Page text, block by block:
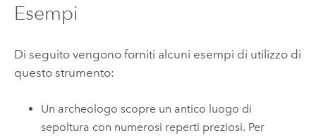
Esempi
Di seguito vengono forniti alcuni esempi di utilizzo di
questo strumento:
Un archeologo scopre un antico luogo di
sepoltura con numerosi reperti preziosi. Per